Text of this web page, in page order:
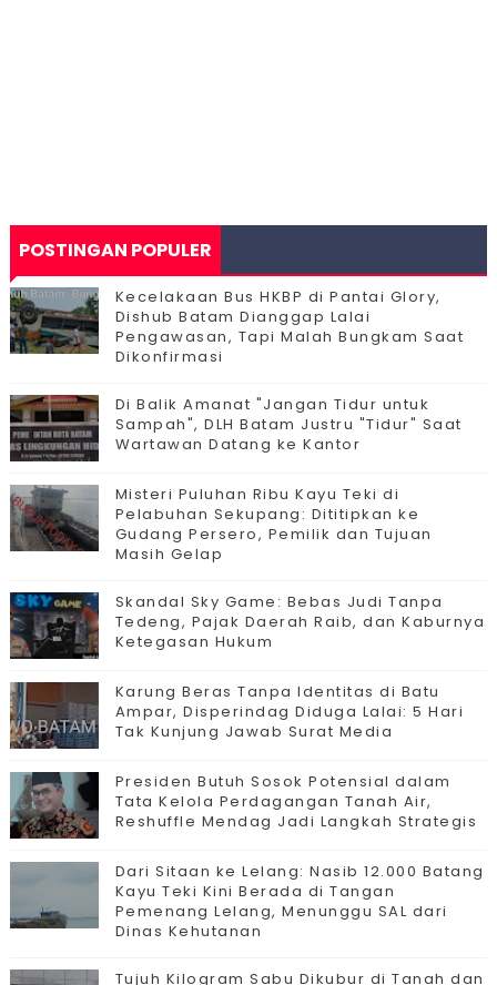
POSTINGAN POPULER
Kecelakaan Bus HKBP di Pantai Glory,
Dishub Batam Dianggap Lalai
Pengawasan, Tapi Malah Bungkam Saat
Dikonfirmasi
Di Balik Amanat "Jangan Tidur untuk
Sampah", DLH Batam Justru "Tidur" Saat
Wartawan Datang ke Kantor
Misteri Puluhan Ribu Kayu Teki di
Pelabuhan Sekupang: Dititipkan ke
Gudang Persero, Pemilik dan Tujuan
Masih Gelap
Skandal Sky Game: Bebas Judi Tanpa
Tedeng, Pajak Daerah Raib, dan Kaburnya
Ketegasan Hukum
Karung Beras Tanpa Identitas di Batu
Ampar, Disperindag Diduga Lalai: 5 Hari
Tak Kunjung Jawab Surat Media
Presiden Butuh Sosok Potensial dalam
Tata Kelola Perdagangan Tanah Air,
Reshuffle Mendag Jadi Langkah Strategis
Dari Sitaan ke Lelang: Nasib 12.000 Batang
Kayu Teki Kini Berada di Tangan
Pemenang Lelang, Menunggu SAL dari
Dinas Kehutanan
Tujuh Kilogram Sabu Dikubur di Tanah dan